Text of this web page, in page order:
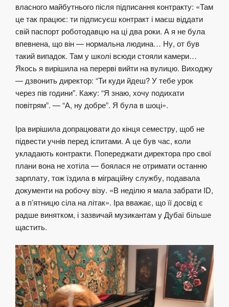
власного майбутнього після підписання контракту: «Там
це так працює: ти підписуєш контракт і маєш віддати
свій паспорт роботодавцю на ці два роки. А я не була
впевнена, що він — нормальна людина… Ну, от був
такий випадок. Там у школі всюди стояли камери…
Якось я вирішила на перерві вийти на вулицю. Виходжу
— дзвонить директор: “Ти куди йдеш? У тебе урок
через пів години”. Кажу: “Я знаю, хочу подихати
повітрям”. — “А, ну добре”. Я була в шоці».
Іра вирішила допрацювати до кінця семестру, щоб не
підвести учнів перед іспитами. А це був час, коли
укладають контракти. Попереджати директора про свої
плани вона не хотіла — боялася не отримати останню
зарплату, тож їздила в міграційну службу, подавала
документи на робочу візу. «В неділю я мала забрати ID,
а в п’ятницю сіла на літак». Іра вважає, що її досвід є
радше винятком, і зазвичай музикантам у Дубаї більше
щастить.